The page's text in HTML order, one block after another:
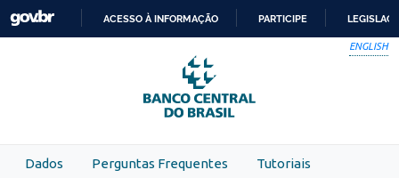
Skip to main content
PARA
O
CONTEÚDO
ACESSO À INFORMAÇÃO PARTICIPE
ENGLISH
Dados Perguntas Frequentes Tutoriais